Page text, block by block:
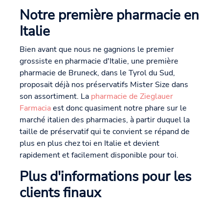
Notre première pharmacie en
Italie
Bien avant que nous ne gagnions le premier
grossiste en pharmacie d'Italie, une première
pharmacie de Bruneck, dans le Tyrol du Sud,
proposait déjà nos préservatifs Mister Size dans
son assortiment. La pharmacie de Zieglauer
Farmaciaest donc quasiment notre phare sur le
marché italien des pharmacies, à partir duquel la
taille de préservatif qui te convient se répand de
plus en plus chez toi en Italie et devient
rapidement et facilement disponible pour toi.
Plus d'informations pour les
clients finaux